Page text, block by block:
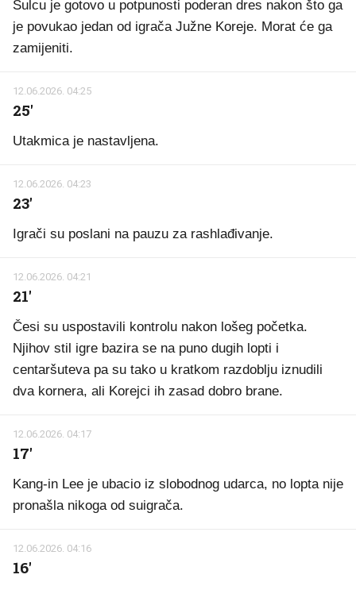
Šulcu je gotovo u potpunosti poderan dres nakon što ga
je povukao jedan od igrača Južne Koreje. Morat će ga
zamijeniti.
12.06.2026. 04:25
25'
Utakmica je nastavljena.
12.06.2026. 04:23
23'
Igrači su poslani na pauzu za rashlađivanje.
12.06.2026. 04:21
21'
Česi su uspostavili kontrolu nakon lošeg početka.
Njihov stil igre bazira se na puno dugih lopti i
centaršuteva pa su tako u kratkom razdoblju iznudili
dva kornera, ali Korejci ih zasad dobro brane.
12.06.2026. 04:17
17'
Kang-in Lee je ubacio iz slobodnog udarca, no lopta nije
pronašla nikoga od suigrača.
12.06.2026. 04:16
16'